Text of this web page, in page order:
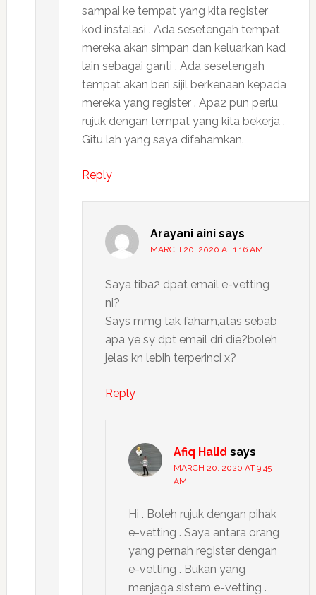
sampai ke tempat yang kita register
kod instalasi . Ada sesetengah tempat
mereka akan simpan dan keluarkan kad
lain sebagai ganti . Ada sesetengah
tempat akan beri sijil berkenaan kepada
mereka yang register . Apa2 pun perlu
rujuk dengan tempat yang kita bekerja .
Gitu lah yang saya difahamkan.
Reply
Arayani aini says
MARCH 20, 2020 AT 1:16 AM
Saya tiba2 dpat email e-vetting
ni?
Says mmg tak faham,atas sebab
apa ye sy dpt email dri die?boleh
jelas kn lebih terperinci x?
Reply
Afiq Halid says
MARCH 20, 2020 AT 9:45
AM
Hi . Boleh rujuk dengan pihak
e-vetting . Saya antara orang
yang pernah register dengan
e-vetting . Bukan yang
menjaga sistem e-vetting .